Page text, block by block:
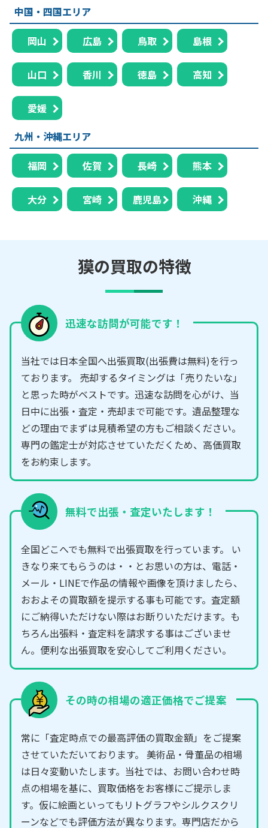
中国・四国エリア
岡山 広島 鳥取 島根
山口 香川 徳島 高知
愛媛
九州・沖縄エリア
福岡 佐賀 長崎 熊本
大分 宮崎 鹿児島 沖縄
獏の買取の特徴
迅速な訪問が可能です！
当社では日本全国へ出張買取(出張費は無料)を行っ
ております。 売却するタイミングは「売りたいな」
と思った時がベストです。迅速な訪問を心がけ、当
日中に出張・査定・売却まで可能です。遺品整理な
どの理由でまずは見積希望の方もご相談ください。
専門の鑑定士が対応させていただくため、高価買取
をお約束します。
無料で出張・査定いたします！
全国どこへでも無料で出張買取を行っています。 い
きなり来てもらうのは・・とお思いの方は、電話・
メール・LINEで作品の情報や画像を頂けましたら、
おおよその買取額を提示する事も可能です。査定額
にご納得いただけない際はお断りいただけます。も
ちろん出張料・査定料を請求する事はございませ
ん。便利な出張買取を安心してご利用ください。
その時の相場の適正価格でご提案
常に「査定時点での最高評価の買取金額」をご提案
させていただいております。 美術品・骨董品の相場
は日々変動いたします。当社では、お問い合わせ時
点の相場を基に、買取価格をお客様にご提示しま
す。仮に絵画といってもリトグラフやシルクスクリ
ーンなどでも評価方法が異なります。専門店だから